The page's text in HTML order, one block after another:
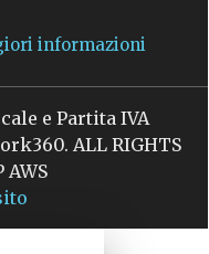
informazioni
e Partita IVA
ALL RIGHTS
AWS